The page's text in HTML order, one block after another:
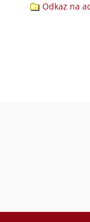
Odkaz na